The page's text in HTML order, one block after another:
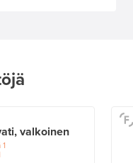
valkoinen
1